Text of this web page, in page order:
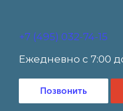
+7 (495) 032-74-15
Ежедневно с 7:00
Позвонить